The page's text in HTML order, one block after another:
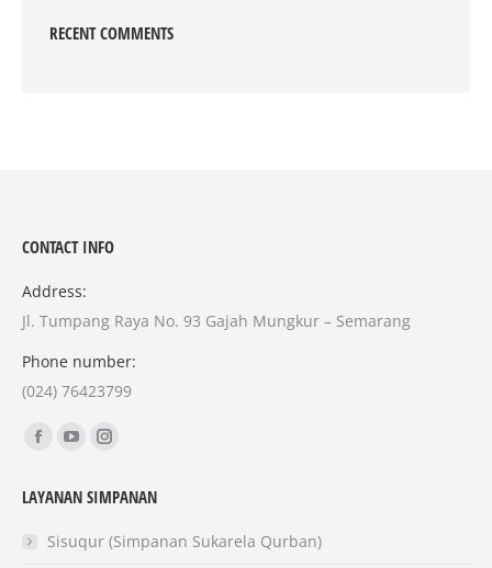
RECENT COMMENTS
CONTACT INFO
Address:
Jl. Tumpang Raya No. 93 Gajah Mungkur – Semarang
Phone number:
(024) 76423799
Find us on:
Facebook
opens
in
YouTube
opens
in
Instagram
opens
in
LAYANAN SIMPANAN
Sisuqur (Simpanan Sukarela Qurban)